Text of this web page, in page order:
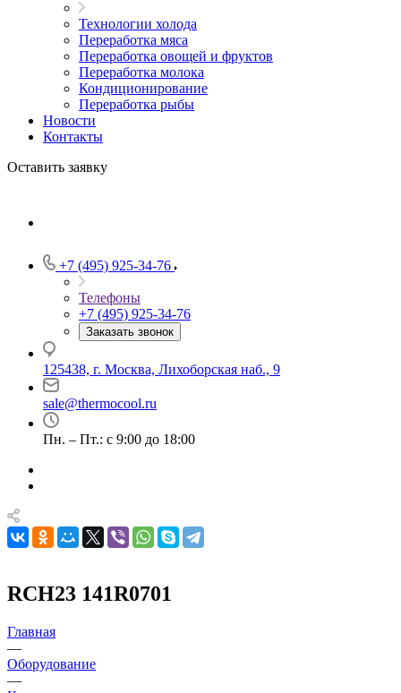
Технологии холода
Переработка мяса
Переработка овощей и фруктов
Переработка молока
Кондиционирование
Переработка рыбы
Новости
Контакты
Оставить заявку
+7 (495) 925-34-76
Телефоны
+7 (495) 925-34-76
Заказать звонок
125438, г. Москва, Лихоборская наб., 9
sale@thermocool.ru
Пн. – Пт.: с 9:00 до 18:00
RCH23 141R0701
Главная
—
Оборудование
—